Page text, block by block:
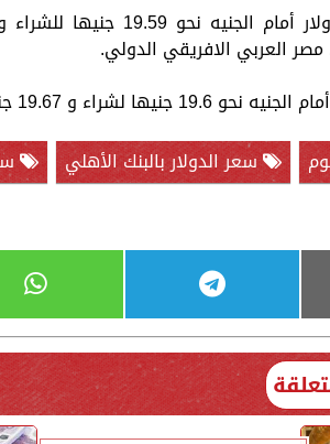
العربي الافريقي الدولي.
و 19.67 جنيها للبيع في بنوك كريدي أجريكول.
سعر الدولار بالبنك الأهلي